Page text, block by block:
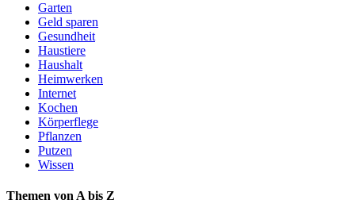
Garten
Geld sparen
Gesundheit
Haustiere
Haushalt
Heimwerken
Internet
Kochen
Körperflege
Pflanzen
Putzen
Wissen
Themen von A bis Z